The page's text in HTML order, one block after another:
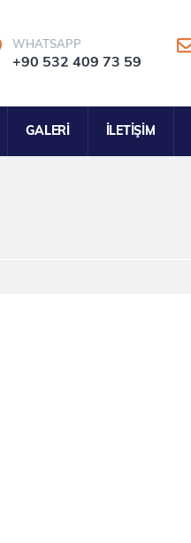
WHATSAPP
+90 532 409 73 59
GALERI İLETIŞIM